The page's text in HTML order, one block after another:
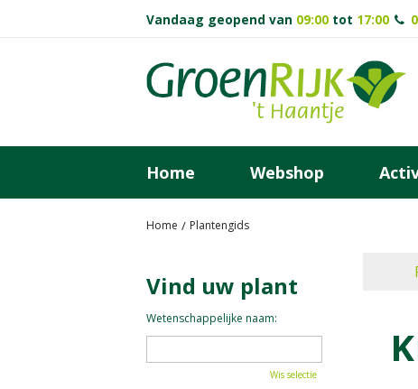
Home Plantengids
Vandaag geopend van 09:00 tot 17:00
Home Webshop
Vind uw plant
Wetenschappelijke naam:
Wis selectie